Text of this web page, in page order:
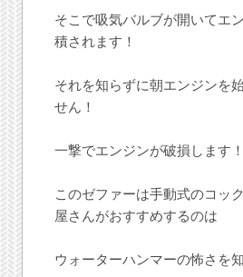
そこで吸気バルブが開いてエ
積されます！
それを知らずに朝エンジンを
せん！
一撃でエンジンが破損します！
このゼファーは手動式のコッ
屋さんがおすすめするのは
ウォーターハンマーの怖さを